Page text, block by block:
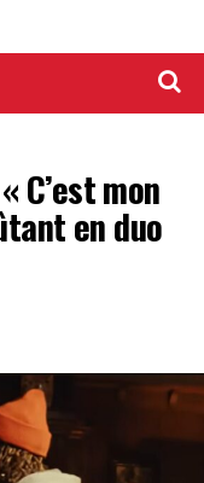
C’est mon
en duo